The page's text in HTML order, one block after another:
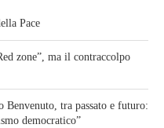
Pace
zone”, ma il contraccolpo
Benvenuto, tra passato e futuro:
democratico”